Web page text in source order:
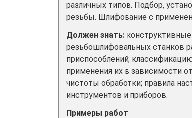
различных типов. Подбор,
резьбы. Шлифование с
Должен знать:
резьбошлифовальных станков
приспособлений;
применения их в зависимости
чистоты обработки; правила
инструментов и приборов.
Примеры работ